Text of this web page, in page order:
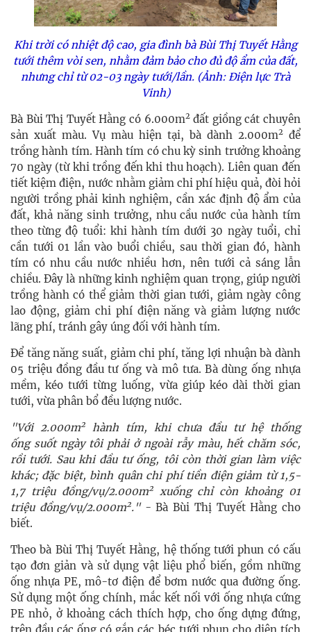
Khi trời có nhiệt độ cao, gia đình bà Bùi Thị Tuyết Hằng
tưới thêm vòi sen, nhằm đảm bảo cho đủ độ ẩm của đất,
nhưng chỉ từ 02-03 ngày tưới/lần. (Ảnh: Điện lực Trà
Vinh)
Bà Bùi Thị Tuyết Hằng có 6.000m2đất giồng cát chuyên
sản xuất màu. Vụ màu hiện tại, bà dành 2.000m2 để
trồng hành tím. Hành tím có chu kỳ sinh trưởng khoảng
70 ngày (từ khi trồng đến khi thu hoạch). Liên quan đến
tiết kiệm điện, nước nhằm giảm chi phí hiệu quả, đòi hỏi
người trồng phải kinh nghiệm, cần xác định độ ẩm của
đất, khả năng sinh trưởng, nhu cầu nước của hành tím
theo từng độ tuổi: khi hành tím dưới 30 ngày tuổi, chỉ
cần tưới 01 lần vào buổi chiều, sau thời gian đó, hành
tím có nhu cầu nước nhiều hơn, nên tưới cả sáng lẫn
chiều. Đây là những kinh nghiệm quan trọng, giúp người
trồng hành có thể giảm thời gian tưới, giảm ngày công
lao động, giảm chi phí điện năng và giảm lượng nước
lãng phí, tránh gây úng đối với hành tím.
Để tăng năng suất, giảm chi phí, tăng lợi nhuận bà dành
05 triệu đồng đầu tư ống và mô tưa. Bà dùng ống nhựa
mềm, kéo tưới từng luống, vừa giúp kéo dài thời gian
tưới, vừa phân bổ đều lượng nước.
"Với 2.000m2hành tím, khi chưa đầu tư hệ thống
ống suốt ngày tôi phải ở ngoài rẫy màu, hết chăm sóc,
rồi tưới. Sau khi đầu tư ống, tôi còn thời gian làm việc
khác; đặc biệt, bình quân chi phí tiền điện giảm từ 1,5-
1,7 triệu đồng/vụ/2.000m2xuống chỉ còn khoảng 01
triệu đồng/vụ/2.000m2." - Bà Bùi Thị Tuyết Hằng cho
biết.
Theo bà Bùi Thị Tuyết Hằng, hệ thống tưới phun có cấu
tạo đơn giản và sử dụng vật liệu phổ biến, gồm những
ống nhựa PE, mô-tơ điện để bơm nước qua đường ống.
Sử dụng một ống chính, mắc kết nối với ống nhựa cứng
PE nhỏ, ở khoảng cách thích hợp, cho ống dựng đứng,